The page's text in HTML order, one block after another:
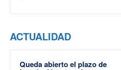
ACTUALIDAD
Queda abierto el plazo de